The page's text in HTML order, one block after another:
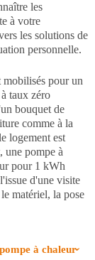
les
à votre
les solutions de
personnelle.
mobilisés pour un
taux zéro
bouquet de
comme à la
logement est
une pompe à
pour 1 kWh
d'une visite
matériel, la pose
à chaleur